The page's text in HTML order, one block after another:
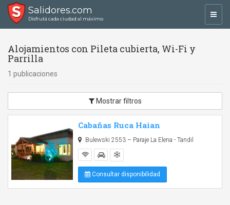
Salidores.com
Disfrutá cada ciudad al máximo
Alojamientos con Pileta cubierta, Wi-Fi y
Parrilla
1 publicaciones
Mostrar filtros
Cabañas Ruca Haian
Bulewski 2553 – Paraje La Elena - Tandil
Consultar disponibilidad